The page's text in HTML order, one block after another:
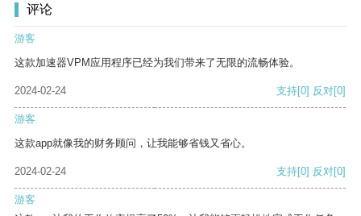
评论
游客
这款加速器VPM应用程序已经为我们带来了无限的流畅体验。
2024-02-24 支持[0] 反对[0]
游客
这款app就像我的财务顾问，让我能够省钱又省心。
2024-02-24 支持[0] 反对[0]
游客